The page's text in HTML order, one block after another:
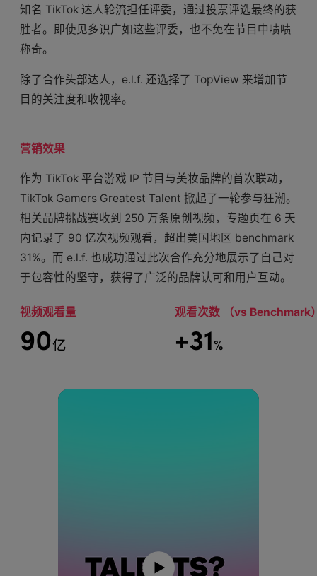
知名 TikTok 达人轮流担任评委，通过投票评选最终的获
胜者。即使见多识广如这些评委，也不免在节目中啧啧
称奇。
除了合作头部达人，e.l.f. 还选择了 TopView 来增加节
目的关注度和收视率。
营销效果
作为 TikTok 平台游戏 IP 节目与美妆品牌的首次联动，
TikTok Gamers Greatest Talent 掀起了一轮参与狂潮。
相关品牌挑战赛收到 250 万条原创视频，专题页在 6 天
内记录了 90 亿次视频观看，超出美国地区 benchmark
31%。而 e.l.f. 也成功通过此次合作充分地展示了自己对
于包容性的坚守，获得了广泛的品牌认可和用户互动。
视频观看量
90亿
观看次数 （vs Benchmark
+31%